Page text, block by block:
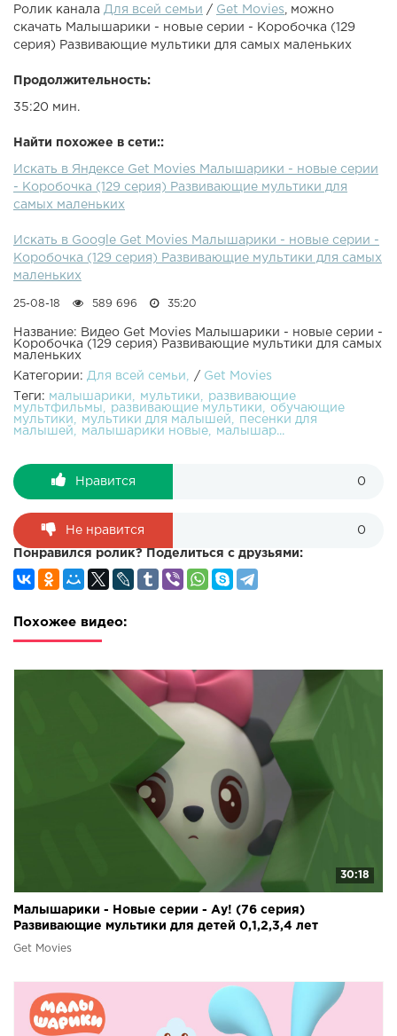
перекусить и им как раз попалась на глаза отличная
коробочка, а собачка, или даже машинка. Но на самом
деле коробочка нужна совсем не за этим, а для того,
чтобы малыш мог перекусить на прогулке.Смотрите
Фломастеры Малышарики Мишка Малышарики Пароход
Малышарики Чемпионы Малышарики Робот
Малышарики Автобус Сборник мультиков для самых
"Малышарики" предназначен для малышей от 0 до 4 лет.
Играем, учимся и поём весёлые песенки с
Ролик канала Для всей семьи / Get Movies , можно
скачать Малышарики - новые серии - Коробочка (129
серия) Развивающие мультики для самых маленьких
Продолжительность:
35:20 мин.
Найти похожее в сети::
Искать в Яндексе Get Movies Малышарики - новые серии
- Коробочка (129 серия) Развивающие мультики для
самых маленьких
Искать в Google Get Movies Малышарики - новые серии -
Коробочка (129 серия) Развивающие мультики для самых
маленьких
25-08-18 589 696 35:20
Название: Видео Get Movies Малышарики - новые серии -
Коробочка (129 серия) Развивающие мультики для самых
маленьких
Категории: Для всей семьи / Get Movies
Теги: малышарики мультики
развивающие
мультфильмы
развивающие мультики
обучающие
мультики
мультики для малышей
песенки для
малышей
малышарики новые малышар...
Нравится 0
Не нравится 0
Понравился ролик? Поделиться с друзьями:
Похожее видео:
30:18
Малышарики - Новые серии - Ау! (76 серия)
Развивающие мультики для детей 0,1,2,3,4 лет
Get Movies